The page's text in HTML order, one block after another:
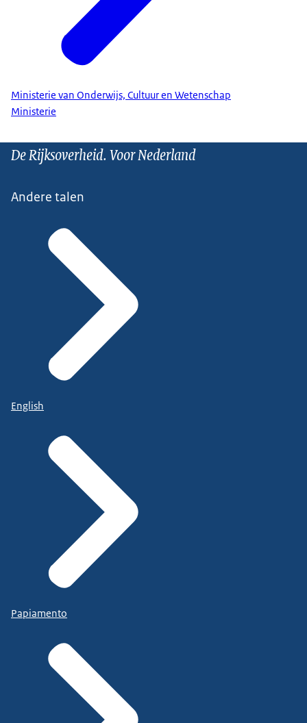
Ministerie van Onderwijs, Cultuur en Wetenschap
Ministerie
De Rijksoverheid. Voor Nederland
Andere talen
English
Papiamento